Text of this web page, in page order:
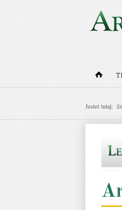
Jesteś tutaj: